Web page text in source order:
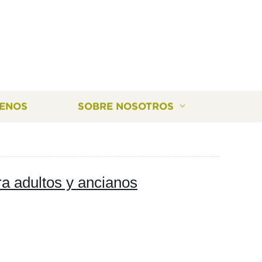
SOBRE NOSOTROS
adultos y ancianos